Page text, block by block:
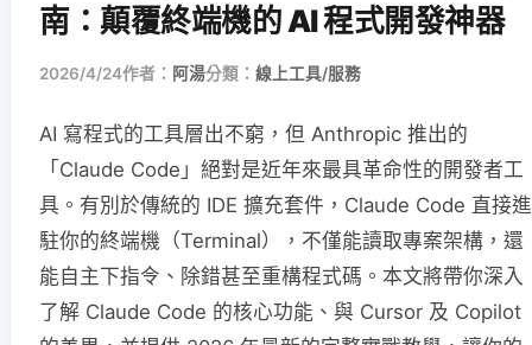
南：顛覆終端機的 AI 程式開發神器
2026/4/24作者： 阿湯分類： 線上工具/服務
AI 寫程式的工具層出不窮，但 Anthropic 推出的
「Claude Code」絕對是近年來最具革命性的開發者工
具。有別於傳統的 IDE 擴充套件，Claude Code 直接進
駐你的終端機（Terminal），不僅能讀取專案架構，還
能自主下指令、除錯甚至重構程式碼。本文將帶你深入
了解 Claude Code 的核心功能、與 Cursor 及 Copilot